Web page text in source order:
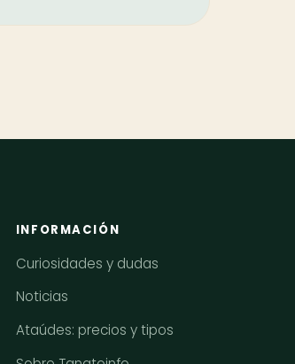
INFORMACIÓN
Curiosidades y dudas
Noticias
Ataúdes: precios y tipos